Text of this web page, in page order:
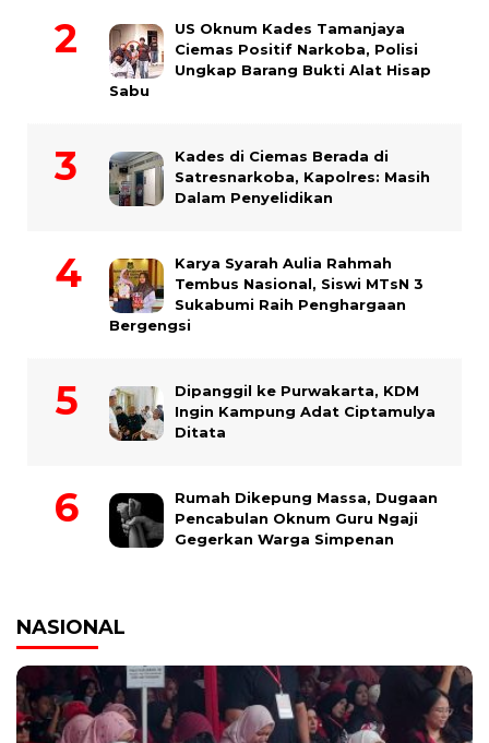
US Oknum Kades Tamanjaya
Ciemas Positif Narkoba, Polisi
Ungkap Barang Bukti Alat Hisap
Sabu
Kades di Ciemas Berada di
Satresnarkoba, Kapolres: Masih
Dalam Penyelidikan
Karya Syarah Aulia Rahmah
Tembus Nasional, Siswi MTsN 3
Sukabumi Raih Penghargaan
Bergengsi
Dipanggil ke Purwakarta, KDM
Ingin Kampung Adat Ciptamulya
Ditata
Rumah Dikepung Massa, Dugaan
Pencabulan Oknum Guru Ngaji
Gegerkan Warga Simpenan
NASIONAL